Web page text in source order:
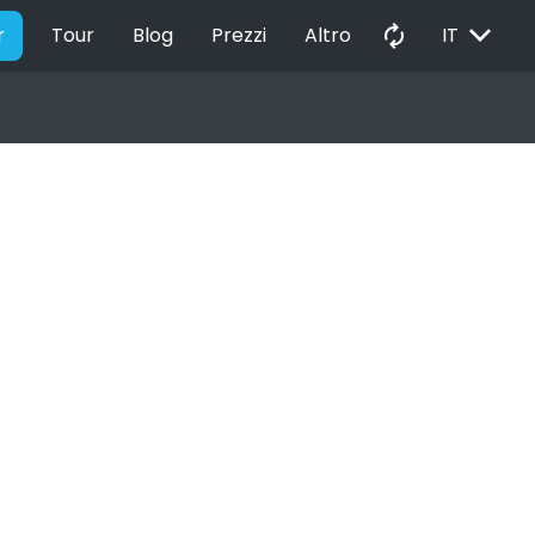
Tour Blog Prezzi Altro autorenew IT EXPAND_MORE